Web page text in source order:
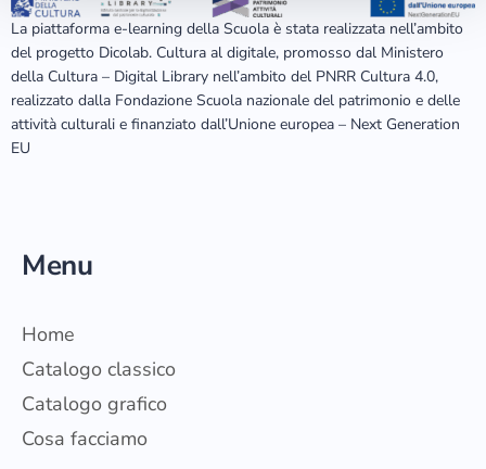
La piattaforma e-learning della Scuola è stata realizzata nell’ambito
del progetto Dicolab. Cultura al digitale, promosso dal Ministero
della Cultura – Digital Library nell’ambito del PNRR Cultura 4.0,
realizzato dalla Fondazione Scuola nazionale del patrimonio e delle
attività culturali e finanziato dall’Unione europea – Next Generation
EU
Menu
Home
Catalogo classico
Catalogo grafico
Cosa facciamo